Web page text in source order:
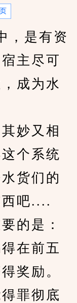
是有资
主尽可
成为水
妙又相
个系统
货们的
吧....
的是：
在前五
奖励。
罪彻底